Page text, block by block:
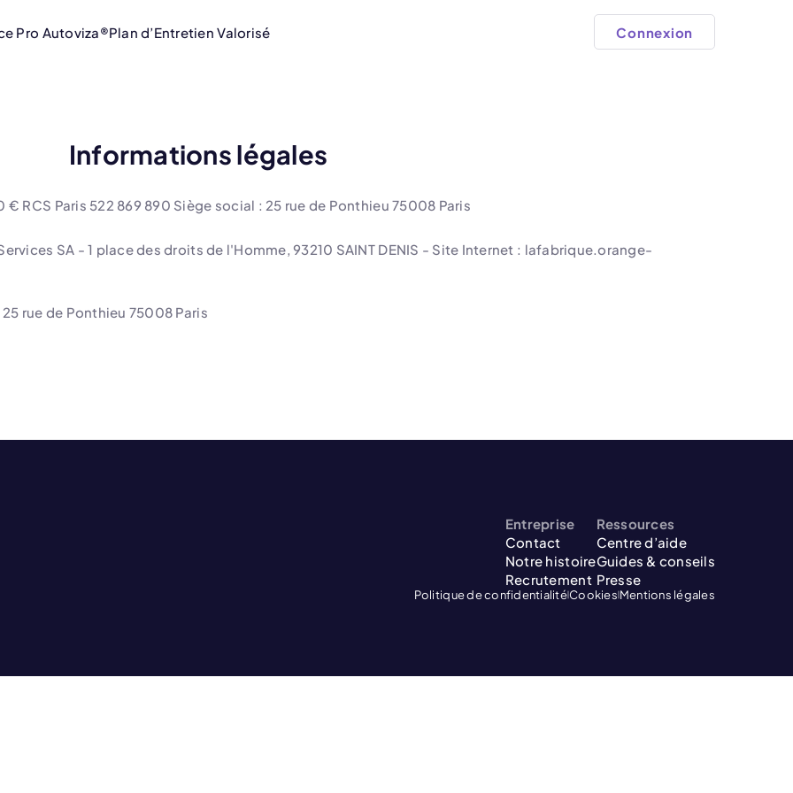
Pro Autoviza®Plan d’Entretien Valorisé Connexion
Informations légales
RCS Paris 522 869 890 Siège social : 25 rue de Ponthieu 75008 Paris
SA - 1 place des droits de l'Homme, 93210 SAINT DENIS - Site Internet : lafabrique.orange-
rue de Ponthieu 75008 Paris
Entreprise
Contact
Notre histoire
Recrutement
Ressources
Centre d’aide
Guides & conseils
Presse
Politique de confidentialitéCookiesMentions légales